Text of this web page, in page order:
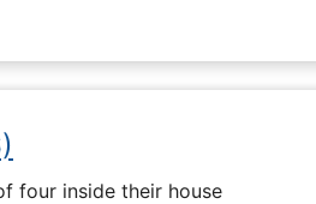
four inside their house